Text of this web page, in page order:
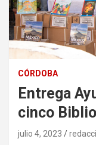
CÓRDOBA
Entrega
cinco
julio 4, 2023